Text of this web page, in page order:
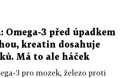
Omega-3 před úpadkem
kreatin dosahuje
Má to ale háček
3 pro mozek, železo proti